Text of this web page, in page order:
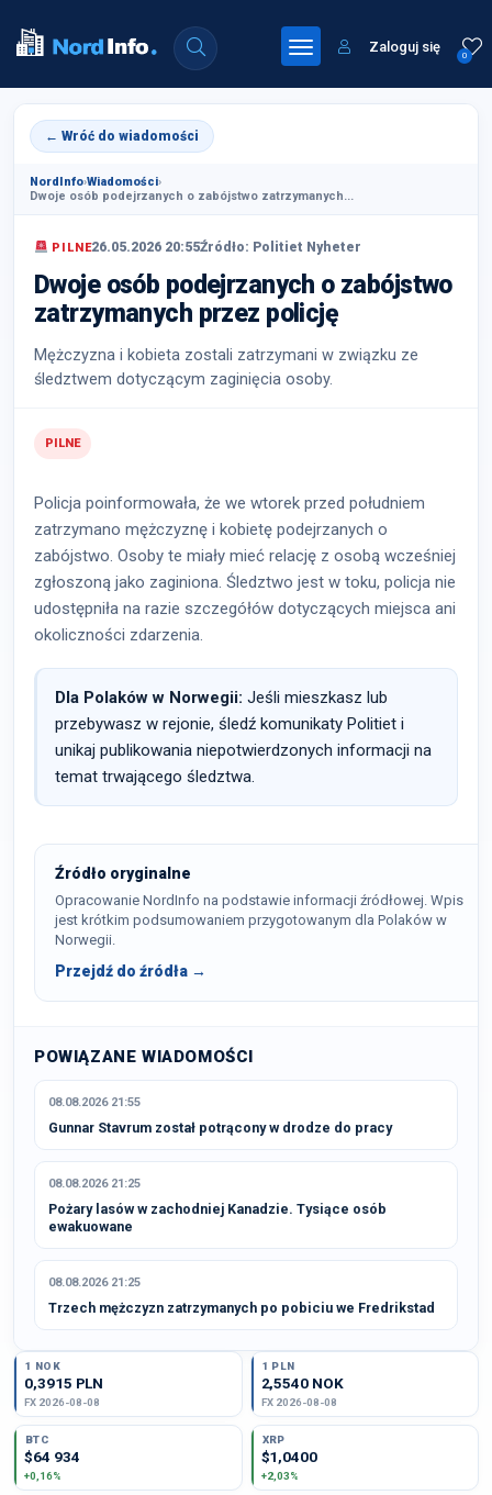
0
Zaloguj się
← Wróć do wiadomości
NordInfo›Wiadomości›
Dwoje osób podejrzanych o zabójstwo zatrzymanych...
PILNE26.05.2026 20:55Źródło: Politiet Nyheter
Dwoje osób podejrzanych o zabójstwo
zatrzymanych przez policję
Mężczyzna i kobieta zostali zatrzymani w związku ze
śledztwem dotyczącym zaginięcia osoby.
PILNE
Policja poinformowała, że we wtorek przed południem
zatrzymano mężczyznę i kobietę podejrzanych o
zabójstwo. Osoby te miały mieć relację z osobą wcześniej
zgłoszoną jako zaginiona. Śledztwo jest w toku, policja nie
udostępniła na razie szczegółów dotyczących miejsca ani
okoliczności zdarzenia.
Dla Polaków w Norwegii: Jeśli mieszkasz lub
przebywasz w rejonie, śledź komunikaty Politiet i
unikaj publikowania niepotwierdzonych informacji na
temat trwającego śledztwa.
Źródło oryginalne
Opracowanie NordInfo na podstawie informacji źródłowej. Wpis
jest krótkim podsumowaniem przygotowanym dla Polaków w
Norwegii.
Przejdź do źródła →
POWIĄZANE WIADOMOŚCI
08.08.2026 21:55
Gunnar Stavrum został potrącony w drodze do pracy
08.08.2026 21:25
Pożary lasów w zachodniej Kanadzie. Tysiące osób
ewakuowane
08.08.2026 21:25
Trzech mężczyzn zatrzymanych po pobiciu we Fredrikstad
1 NOK
0,3915 PLN
FX 2026-08-08
1 PLN
2,5540 NOK
FX 2026-08-08
BTC
$64 934
+0,16%
XRP
$1,0400
+2,03%